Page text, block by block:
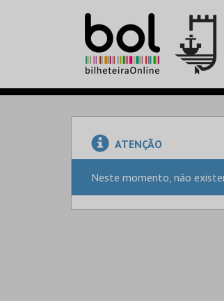
ATENÇÃO
Neste momento, não